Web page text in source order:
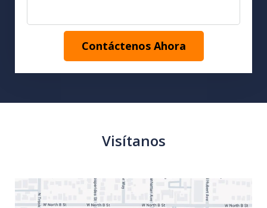
Contáctenos Ahora
Visítanos